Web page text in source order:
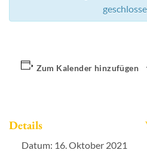
Zum Kalender hinzufügen
Details
Datum: 16. Oktober 2021